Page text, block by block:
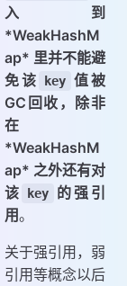
入到
*WeakHashM
ap* 里并不能避
免该
key 值被
GC回收，除非
在
*WeakHashM
ap* 之外还有对
该
key
的强引
用。
关于强引用，弱
引用等概念以后